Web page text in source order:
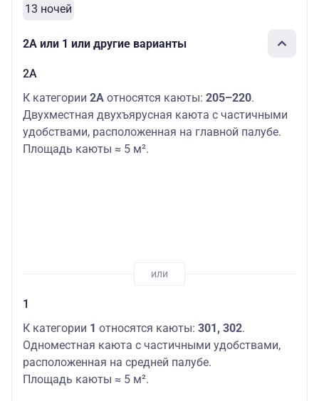
13 ночей
2А или 1 или другие варианты
2А
К категории 2А относятся каюты: 205–220.
Двухместная двухъярусная каюта с частичными
удобствами, расположенная на главной палубе.
Площадь каюты ≈ 5 м².
1
К категории 1 относятся каюты: 301, 302.
Одноместная каюта с частичными удобствами,
расположенная на средней палубе.
Площадь каюты ≈ 5 м².